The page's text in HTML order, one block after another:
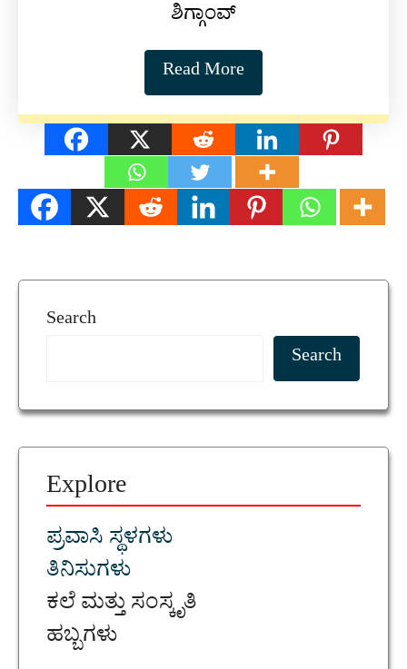
ಶಿಗ್ಗಾಂವ್
Read More
Search
Search
Explore
ಪ್ರವಾಸಿ ಸ್ಥಳಗಳು
ತಿನಿಸುಗಳು
ಕಲೆ ಮತ್ತು ಸಂಸ್ಕೃತಿ
ಹಬ್ಬಗಳು